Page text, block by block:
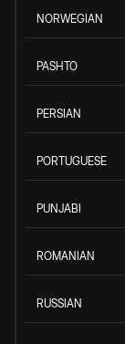
NORWEGIAN
PASHTO
PERSIAN
PORTUGUESE
PUNJABI
ROMANIAN
RUSSIAN